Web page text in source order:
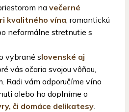
na večerné
kvalitného vína, romantickú
neformálne stretnutie s
vybrané slovenské aj
vás očaria svojou vôňou,
Radi vám odporučíme víno
alebo ho doplníme o
či domáce delikatesy.